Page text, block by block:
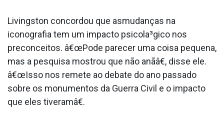
Livingston concordou que asmudanças na
iconografia tem um impacto psicola³gico nos
preconceitos. â€œPode parecer uma coisa pequena,
mas a pesquisa mostrou que não anãâ€, disse ele.
â€œIsso nos remete ao debate do ano passado
sobre os monumentos da Guerra Civil e o impacto
que eles tiveramâ€.